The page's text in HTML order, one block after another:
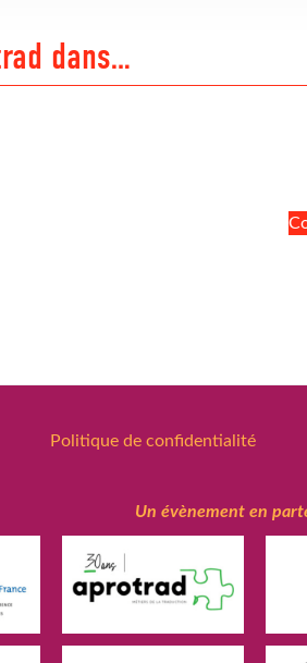
dans…
Politique de confidentialité
Un évènement en